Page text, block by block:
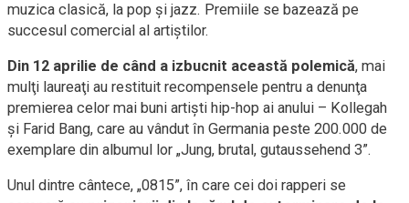
muzica clasică, la pop şi jazz. Premiile se bazează pe
succesul comercial al artiştilor.
Din 12 aprilie de când a izbucnit această polemică, mai
mulţi laureaţi au restituit recompensele pentru a denunţa
premierea celor mai buni artişti hip-hop ai anului – Kollegah
şi Farid Bang, care au vândut în Germania peste 200.000 de
exemplare din albumul lor „Jung, brutal, gutaussehend 3”.
Unul dintre cântece, „0815”, în care cei doi rapperi se